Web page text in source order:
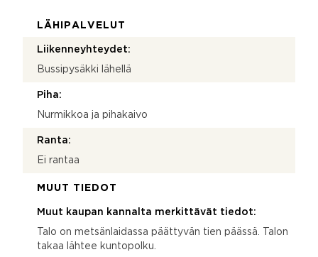
LÄHIPALVELUT
Liikenneyhteydet:
Bussipysäkki lähellä
Piha:
Nurmikkoa ja pihakaivo
Ranta:
Ei rantaa
MUUT TIEDOT
Muut kaupan kannalta merkittävät tiedot:
Talo on metsänlaidassa päättyvän tien päässä. Talon
takaa lähtee kuntopolku.